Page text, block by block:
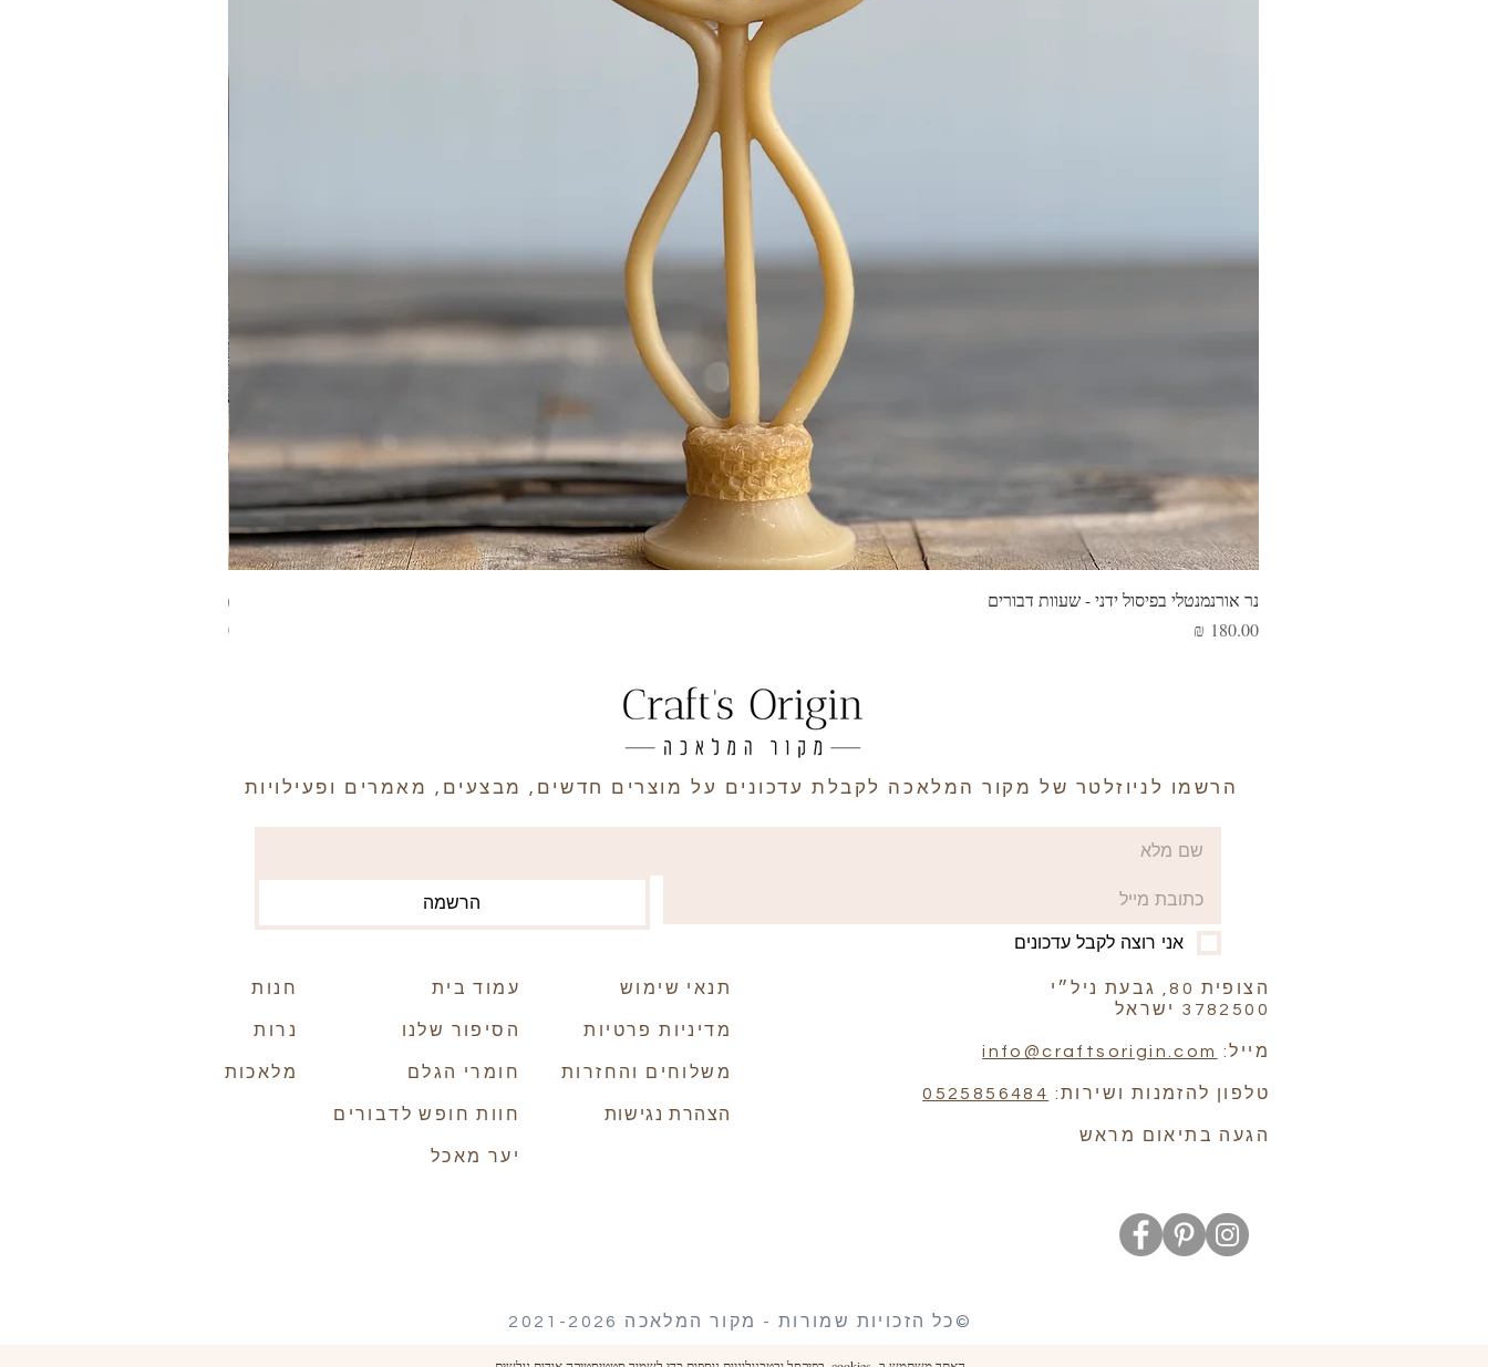
נר אורנמנטלי בפיסול ידני - שעוות דבורים
מחיר
מארז נרות שעוות דבורים מהודר
מחיר
הרשמו לניוזלטר של מקור המלאכה לקבלת עדכונים על מוצרים חדשים, מבצעים, מאמרים ופעילויות
הרשמה
אני רוצה לקבל עדכונים
חנות
נרות
מלאכות
עמוד בית
הסיפור שלנו
חומרי הגלם
חוות חופש לדבורים
יער מאכל
תנאי שימוש
מדיניות פרטיות
משלוחים והחזרות
הצהרת נגישות
הצופית 80, גבעת ניל״י
3782500 ישראל
מייל: info@craftsorigin.com
טלפון להזמנות ושירות: 0525856484
הגעה בתיאום מראש
©כל הזכויות שמורות - מקור המלאכה 2021-2026